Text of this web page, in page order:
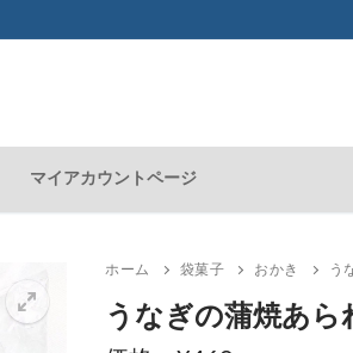
マイアカウントページ
ホーム 袋菓子 おかき う
うなぎの蒲焼あ